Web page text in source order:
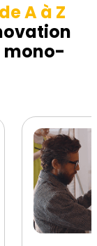
A à Z
mono-